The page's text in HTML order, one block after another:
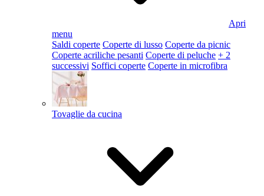
Apri
menu
Saldi coperte Coperte di lusso Coperte da picnic
Coperte acriliche pesanti Coperte di peluche + 2
successivi Soffici coperte Coperte in microfibra
Tovaglie da cucina